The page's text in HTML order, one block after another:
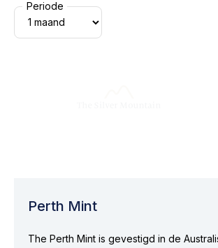
Periode
Perth Mint
The Perth Mint is gevestigd in de